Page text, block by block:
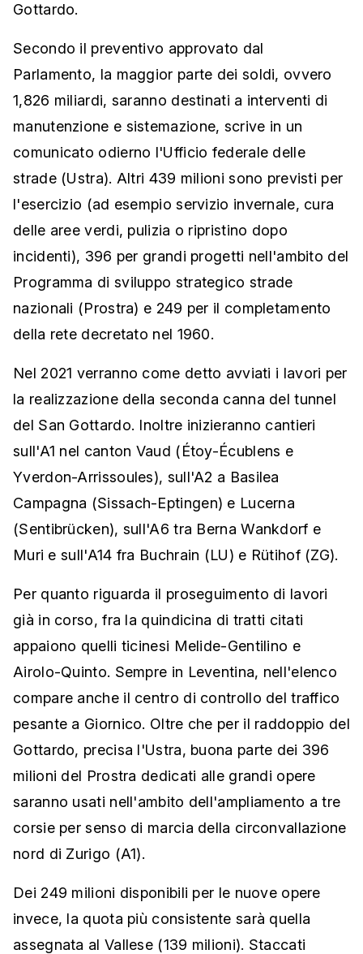
Gottardo.
Secondo il preventivo approvato dal
Parlamento, la maggior parte dei soldi, ovvero
1,826 miliardi, saranno destinati a interventi di
manutenzione e sistemazione, scrive in un
comunicato odierno l'Ufficio federale delle
strade (Ustra). Altri 439 milioni sono previsti per
l'esercizio (ad esempio servizio invernale, cura
delle aree verdi, pulizia o ripristino dopo
incidenti), 396 per grandi progetti nell'ambito del
Programma di sviluppo strategico strade
nazionali (Prostra) e 249 per il completamento
della rete decretato nel 1960.
Nel 2021 verranno come detto avviati i lavori per
la realizzazione della seconda canna del tunnel
del San Gottardo. Inoltre inizieranno cantieri
sull'A1 nel canton Vaud (Étoy-Écublens e
Yverdon-Arrissoules), sull'A2 a Basilea
Campagna (Sissach-Eptingen) e Lucerna
(Sentibrücken), sull'A6 tra Berna Wankdorf e
Muri e sull'A14 fra Buchrain (LU) e Rütihof (ZG).
Per quanto riguarda il proseguimento di lavori
già in corso, fra la quindicina di tratti citati
appaiono quelli ticinesi Melide-Gentilino e
Airolo-Quinto. Sempre in Leventina, nell'elenco
compare anche il centro di controllo del traffico
pesante a Giornico. Oltre che per il raddoppio del
Gottardo, precisa l'Ustra, buona parte dei 396
milioni del Prostra dedicati alle grandi opere
saranno usati nell'ambito dell'ampliamento a tre
corsie per senso di marcia della circonvallazione
nord di Zurigo (A1).
Dei 249 milioni disponibili per le nuove opere
invece, la quota più consistente sarà quella
assegnata al Vallese (139 milioni). Staccati